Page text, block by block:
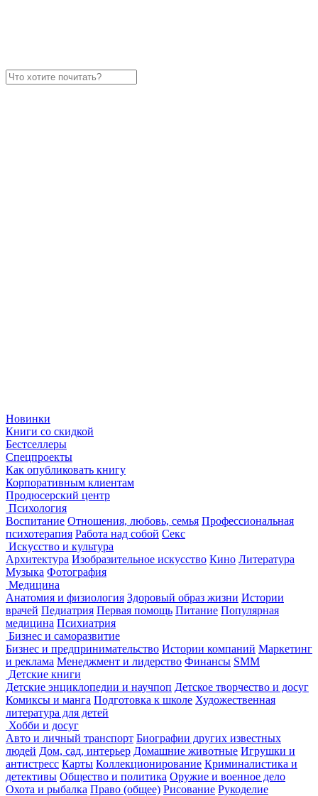
Новинки
Книги со скидкой
Бестселлеры
Спецпроекты
Как опубликовать книгу
Корпоративным клиентам
Продюсерский центр
Психология
Воспитание Отношения, любовь, семья Профессиональная
психотерапия Работа над собой Секс
Искусство и культура
Архитектура Изобразительное искусство Кино Литература
Музыка Фотография
Медицина
Анатомия и физиология Здоровый образ жизни Истории
врачей Педиатрия Первая помощь Питание Популярная
медицина Психиатрия
Бизнес и саморазвитие
Бизнес и предпринимательство Истории компаний Маркетинг
и реклама Менеджмент и лидерство Финансы SMM
Детские книги
Детские энциклопедии и научпоп Детское творчество и досуг
Комиксы и манга Подготовка к школе Художественная
литература для детей
Хобби и досуг
Авто и личный транспорт Биографии других известных
людей Дом, сад, интерьер Домашние животные Игрушки и
антистресс Карты Коллекционирование Криминалистика и
детективы Общество и политика Оружие и военное дело
Охота и рыбалка Право (общее) Рисование Рукоделие